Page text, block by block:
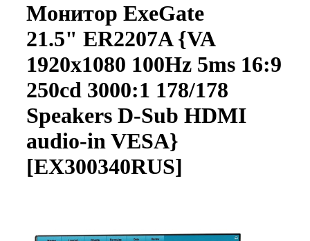
Монитор ExeGate
21.5" ER2207A {VA
1920x1080 100Hz 5ms 16:9
250cd 3000:1 178/178
Speakers D-Sub HDMI
audio-in VESA}
[EX300340RUS]